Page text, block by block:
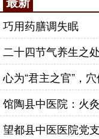
巧用药膳调失眠
二十四节气养生之
心为“君主之官”，
望都县中医医院党